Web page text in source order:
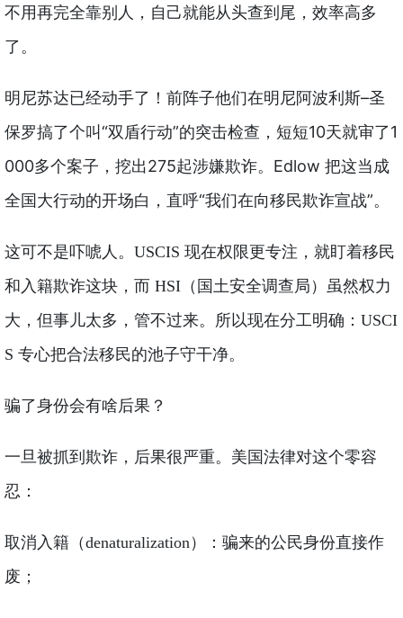
不用再完全靠别人，自己就能从头查到尾，效率高多
了。
明尼苏达已经动手了！ 前阵子他们在明尼阿波利斯–圣
保罗搞了个叫“双盾行动”的突击检查，短短10天就审了1
000多个案子，挖出275起涉嫌欺诈。Edlow 把这当成
全国大行动的开场白，直呼“我们在向移民欺诈宣战”。
这可不是吓唬人。USCIS 现在权限更专注，就盯着移民
和入籍欺诈这块，而 HSI（国土安全调查局）虽然权力
大，但事儿太多，管不过来。所以现在分工明确：USCI
S 专心把合法移民的池子守干净。
骗了身份会有啥后果？
一旦被抓到欺诈，后果很严重。美国法律对这个零容
忍：
取消入籍（denaturalization）：骗来的公民身份直接作
废；